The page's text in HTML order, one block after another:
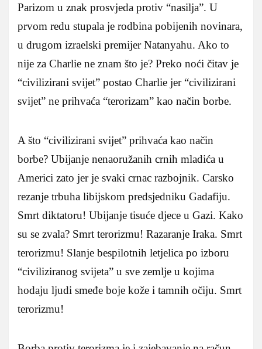
Parizom u znak prosvjeda protiv “nasilja”. U
prvom redu stupala je rodbina pobijenih novinara,
u drugom izraelski premijer Natanyahu. Ako to
nije za Charlie ne znam što je? Preko noći čitav je
“civilizirani svijet” postao Charlie jer “civilizirani
svijet” ne prihvaća “terorizam” kao način borbe.
A što “civilizirani svijet” prihvaća kao način
borbe? Ubijanje nenaoružanih crnih mladića u
Americi zato jer je svaki crnac razbojnik. Carsko
rezanje trbuha libijskom predsjedniku Gadafiju.
Smrt diktatoru! Ubijanje tisuće djece u Gazi. Kako
su se zvala? Smrt terorizmu! Razaranje Iraka. Smrt
terorizmu! Slanje bespilotnih letjelica po izboru
“civiliziranog svijeta” u sve zemlje u kojima
hodaju ljudi smeđe boje kože i tamnih očiju. Smrt
terorizmu!